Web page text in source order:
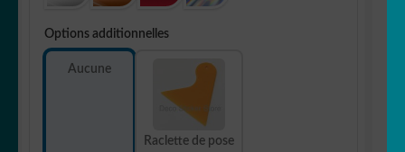
Options additionnelles
Aucune
Raclette de pose